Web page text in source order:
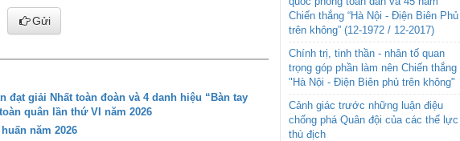
Gửi
đạt giải Nhất toàn đoàn và 4 danh hiệu “Bàn tay
quân lần thứ VI năm 2026
năm 2026
Chiến thắng “Hà Nội - Điện Biên Phủ
trên không” (12-1972 / 12-2017)
Chính trị, tinh thần - nhân tố quan
trọng góp phần làm nên Chiến thắng
"Hà Nội - Điện Biên phủ trên không"
Cảnh giác trước những luận điệu
chống phá Quân đội của các thế lực
thù địch